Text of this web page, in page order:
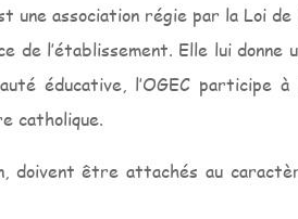
une association régie par la Loi de
de l’établissement. Elle lui donne
éducative, l’OGEC participe
catholique.
doivent être attachés au